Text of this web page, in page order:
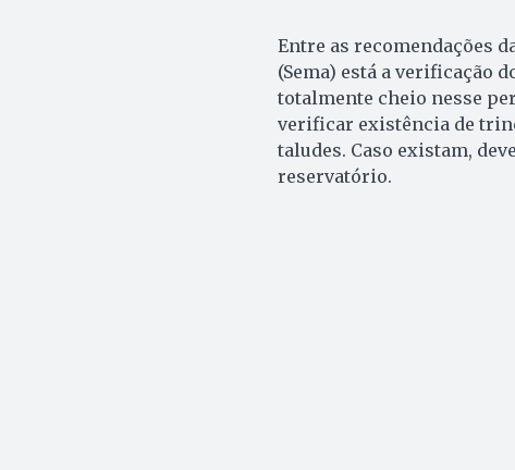
Entre as recomendações
(Sema) está a verificação
totalmente cheio nesse
verificar existência de
taludes. Caso existam,
reservatório.